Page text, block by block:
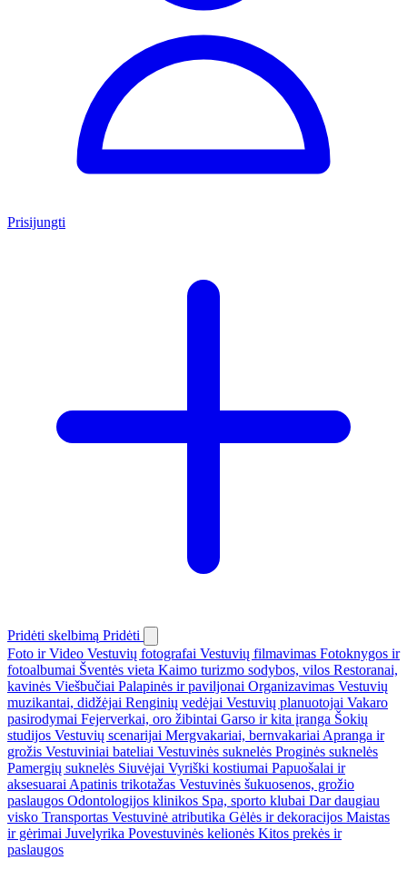
Prisijungti
Pridėti skelbimą Pridėti
Foto ir Video Vestuvių fotografai Vestuvių filmavimas Fotoknygos ir
fotoalbumai Šventės vieta Kaimo turizmo sodybos, vilos Restoranai,
kavinės Viešbučiai Palapinės ir paviljonai Organizavimas Vestuvių
muzikantai, didžėjai Renginių vedėjai Vestuvių planuotojai Vakaro
pasirodymai Fejerverkai, oro žibintai Garso ir kita įranga Šokių
studijos Vestuvių scenarijai Mergvakariai, bernvakariai Apranga ir
grožis Vestuviniai bateliai Vestuvinės suknelės Proginės suknelės
Pamergių suknelės Siuvėjai Vyriški kostiumai Papuošalai ir
aksesuarai Apatinis trikotažas Vestuvinės šukuosenos, grožio
paslaugos Odontologijos klinikos Spa, sporto klubai Dar daugiau
visko Transportas Vestuvinė atributika Gėlės ir dekoracijos Maistas
ir gėrimai Juvelyrika Povestuvinės kelionės Kitos prekės ir
paslaugos